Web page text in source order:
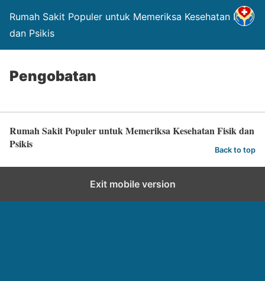
Rumah Sakit Populer untuk Memeriksa Kesehatan Fisik
dan Psikis
Pengobatan
Rumah Sakit Populer untuk Memeriksa Kesehatan Fisik dan
Psikis
Back to top
Exit mobile version